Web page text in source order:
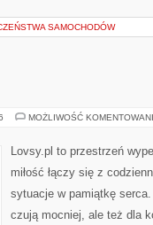
SAMOCHODÓW
MOŻLIWOŚĆ
Lovsy.pl to przestrzeń
miłość łączy się z
sytuacje w pamiątkę
czują mocniej, ale też dla